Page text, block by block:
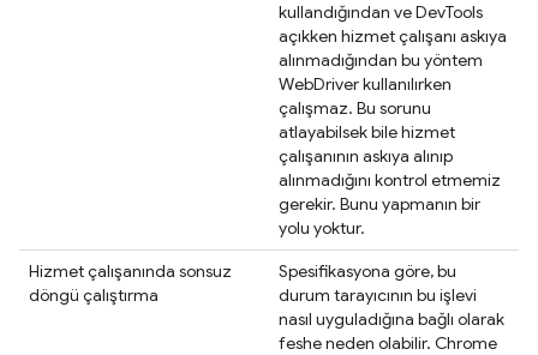
kullandığından ve DevTools
açıkken hizmet çalışanı askıya
alınmadığından bu yöntem
WebDriver kullanılırken
çalışmaz. Bu sorunu
atlayabilsek bile hizmet
çalışanının askıya alınıp
alınmadığını kontrol etmemiz
gerekir. Bunu yapmanın bir
yolu yoktur.
Hizmet çalışanında sonsuz
döngü çalıştırma
Spesifikasyona göre, bu
durum tarayıcının bu işlevi
nasıl uyguladığına bağlı olarak
feshe neden olabilir. Chrome